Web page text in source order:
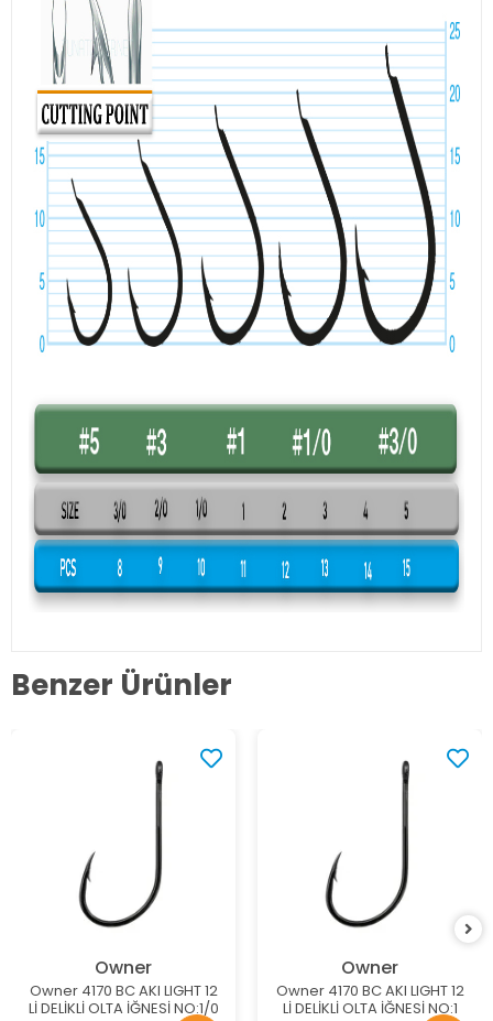
Benzer Ürünler
Owner
Owner 4170 BC AKI LIGHT 12
Lİ DELİKLİ OLTA İĞNESİ NO:1/0
Owner
Owner 4170 BC AKI LIGHT 12
Lİ DELİKLİ OLTA İĞNESİ NO:1